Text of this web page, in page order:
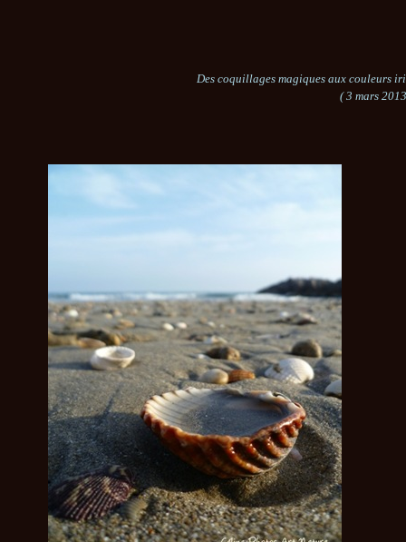
Des coquillages magiques aux couleurs
( 3 mars